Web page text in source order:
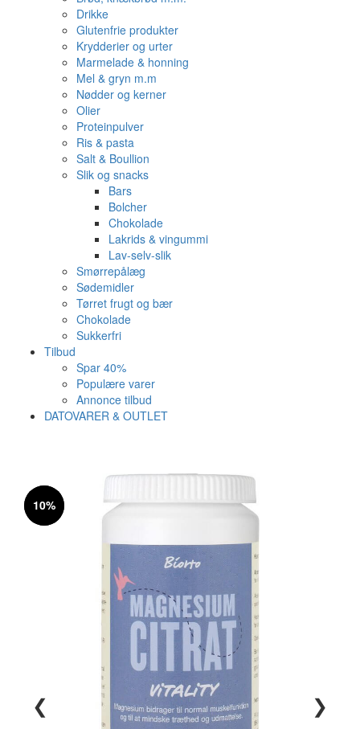
Drikke
Glutenfrie produkter
Krydderier og urter
Marmelade & honning
Mel & gryn m.m
Nødder og kerner
Olier
Proteinpulver
Ris & pasta
Salt & Boullion
Slik og snacks
Bars
Bolcher
Chokolade
Lakrids & vingummi
Lav-selv-slik
Smørrepålæg
Sødemidler
Tørret frugt og bær
Chokolade
Sukkerfri
Tilbud
Spar 40%
Populære varer
Annonce tilbud
DATOVARER & OUTLET
Varen er nu i kurven ✔
Vi anbefaler dig disse
LUK
10%
❮ ❯
10%